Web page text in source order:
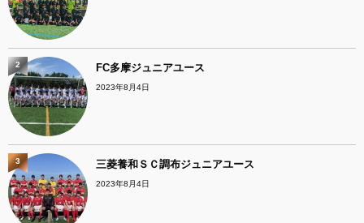
FC多摩ジュニアユース
2023年8月4日
2
三菱養和ＳＣ調布ジュニアユース
2023年8月4日
3